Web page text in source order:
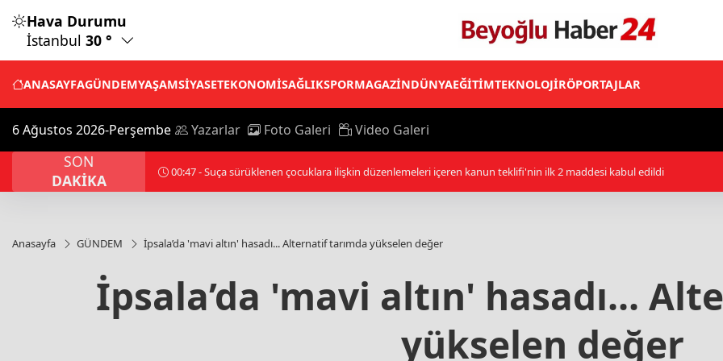
Hava Durumu
İstanbul 30 °
ANASAYFAGÜNDEMYAŞAMSİYASETEKONOMİSAĞLIKSPORMAGAZİNDÜNYAEĞİTİMTEKNOLOJİRÖPORTAJLAR
6 Ağustos 2026-Perşembe Yazarlar Foto Galeri Video Galeri
SON
DAKİKA
00:57 - Suudi Arabistan öncülüğündeki Arap Koalisyonu: Husilerin Necran'a saldırılarında 11 sivil yaralandı
Anasayfa GÜNDEM İpsala’da 'mavi altın' hasadı... Alternatif tarımda yükselen değer
İpsala’da 'mavi altın' hasadı...
yükselen değer